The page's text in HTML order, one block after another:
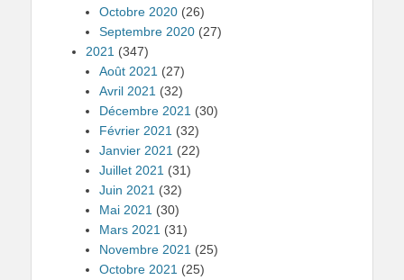
Octobre 2020 (26)
Septembre 2020 (27)
2021 (347)
Août 2021 (27)
Avril 2021 (32)
Décembre 2021 (30)
Février 2021 (32)
Janvier 2021 (22)
Juillet 2021 (31)
Juin 2021 (32)
Mai 2021 (30)
Mars 2021 (31)
Novembre 2021 (25)
Octobre 2021 (25)